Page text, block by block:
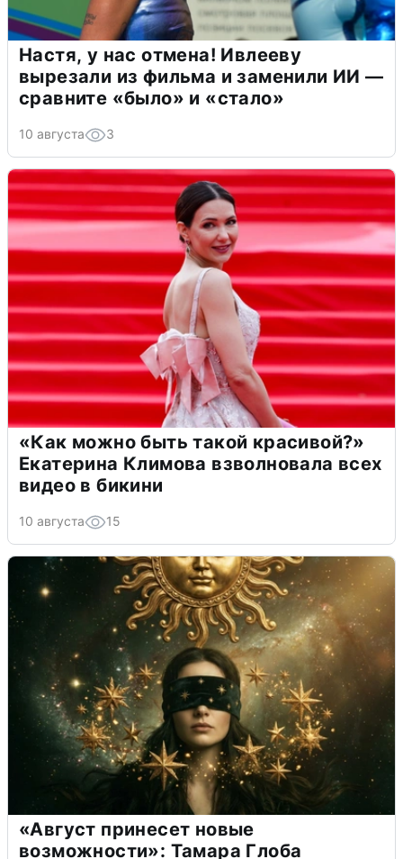
Настя, у нас отмена! Ивлееву
вырезали из фильма и заменили ИИ —
сравните «было» и «стало»
10 августа 3
«Как можно быть такой красивой?»
Екатерина Климова взволновала всех
видео в бикини
10 августа 15
«Август принесет новые
возможности»: Тамара Глоба